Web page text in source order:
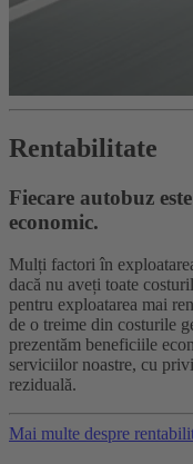
Rentabilitate
Fiecare autobuz
economic.
Mulți factori în
dacă nu aveți toate
pentru exploatarea mai
de o treime din costurile
prezentăm beneficiile
serviciilor noastre, cu
reziduală.
Mai multe despre